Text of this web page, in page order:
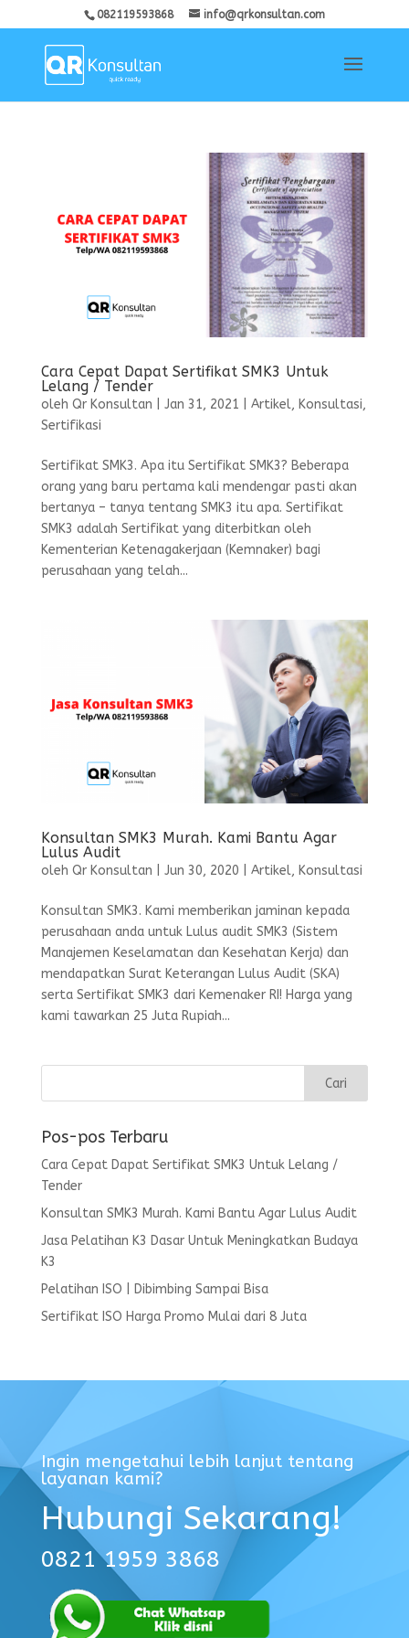
082119593868 info@qrkonsultan.com
Cara Cepat Dapat Sertifikat SMK3 Untuk
Lelang / Tender
oleh Qr Konsultan Jan 31, 2021 Artikel, Konsultasi,
Sertifikasi
Sertifikat SMK3. Apa itu Sertifikat SMK3? Beberapa
orang yang baru pertama kali mendengar pasti akan
bertanya – tanya tentang SMK3 itu apa. Sertifikat
SMK3 adalah Sertifikat yang diterbitkan oleh
Kementerian Ketenagakerjaan (Kemnaker) bagi
perusahaan yang telah...
Konsultan SMK3 Murah. Kami Bantu Agar
Lulus Audit
oleh Qr Konsultan Jun 30, 2020 Artikel, Konsultasi
Konsultan SMK3. Kami memberikan jaminan kepada
perusahaan anda untuk Lulus audit SMK3 (Sistem
Manajemen Keselamatan dan Kesehatan Kerja) dan
mendapatkan Surat Keterangan Lulus Audit (SKA)
serta Sertifikat SMK3 dari Kemenaker RI! Harga yang
kami tawarkan 25 Juta Rupiah...
Pos-pos Terbaru
Cara Cepat Dapat Sertifikat SMK3 Untuk Lelang /
Tender
Konsultan SMK3 Murah. Kami Bantu Agar Lulus Audit
Jasa Pelatihan K3 Dasar Untuk Meningkatkan Budaya
K3
Pelatihan ISO | Dibimbing Sampai Bisa
Sertifikat ISO Harga Promo Mulai dari 8 Juta
Ingin mengetahui lebih lanjut tentang
layanan kami?
Hubungi Sekarang!
0821 1959 3868